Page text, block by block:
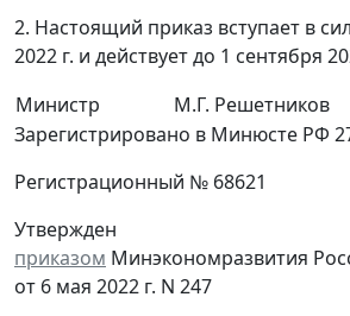
2. Настоящий приказ вступает в
2022 г. и действует до 1 сентября
Министр
М.Г. Решетников
Зарегистрировано в Минюсте РФ
Регистрационный № 68621
Утвержден
приказом Минэкономразвития
от 6 мая 2022 г. N 247